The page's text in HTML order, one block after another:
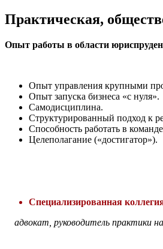
Практическая,
Опыт работы в области
Опыт управления крупными
Опыт запуска бизнеса «с нуля».
Самодисциплина.
Структурированный подход к
Способность работать в
Целеполагание («достигатор»).
Специализированная
адвокат, руководитель практики